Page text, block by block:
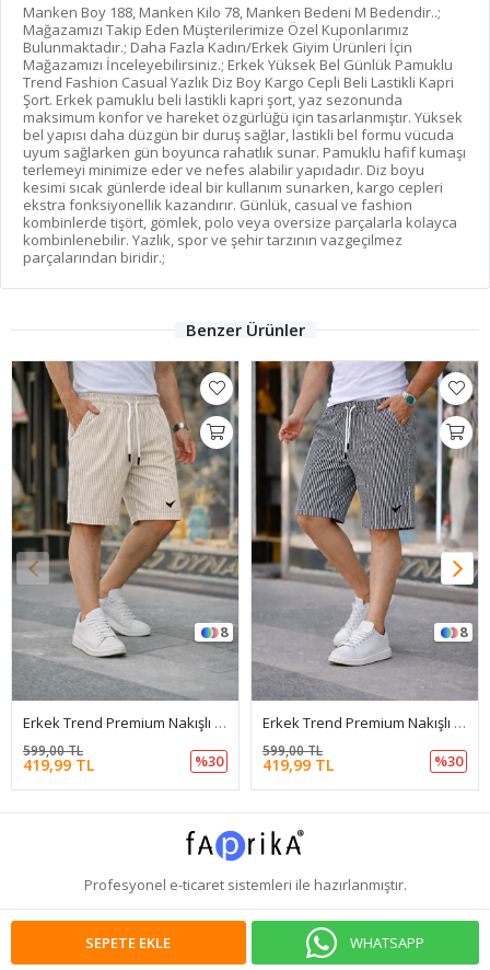
SEPETE EKLE WHATSAPP
Manken Boy 188, Manken Kilo 78, Manken Bedeni M Bedendir..;
Mağazamızı Takip Eden Müşterilerimize Özel Kuponlarımız
Bulunmaktadır.; Daha Fazla Kadın/Erkek Giyim Ürünleri İçin
Mağazamızı İnceleyebilirsiniz.; Erkek Yüksek Bel Günlük Pamuklu
Trend Fashion Casual Yazlık Diz Boy Kargo Cepli Beli Lastikli Kapri
Şort. Erkek pamuklu beli lastikli kapri şort, yaz sezonunda
maksimum konfor ve hareket özgürlüğü için tasarlanmıştır. Yüksek
bel yapısı daha düzgün bir duruş sağlar, lastikli bel formu vücuda
uyum sağlarken gün boyunca rahatlık sunar. Pamuklu hafif kumaşı
terlemeyi minimize eder ve nefes alabilir yapıdadır. Diz boyu
kesimi sıcak günlerde ideal bir kullanım sunarken, kargo cepleri
ekstra fonksiyonellik kazandırır. Günlük, casual ve fashion
kombinlerde tişört, gömlek, polo veya oversize parçalarla kolayca
kombinlenebilir. Yazlık, spor ve şehir tarzının vazgeçilmez
parçalarından biridir.;
Benzer Ürünler
8
Erkek Trend Premium Nakışlı Çizgili Krem Şort
419,99 TL
599,00 TL
%30
8
Erkek Trend Premium Nakışlı Çizgili Füme Şort
419,99 TL
599,00 TL
%30
Profesyonel e-ticaretsistemleri ile hazırlanmıştır.